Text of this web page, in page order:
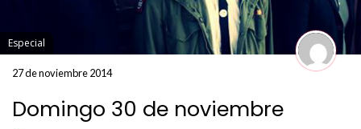
Especial
27 de noviembre 2014
Domingo 30 de noviembre